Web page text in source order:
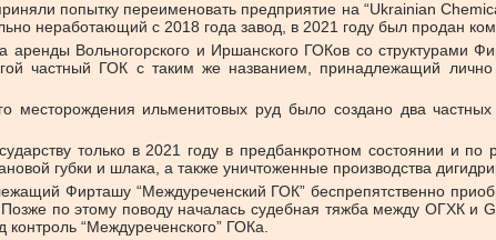
попытку переименовать предприятие на “Ukrainian
неработающий с 2018 года завод, в 2021 году был продан
аренды Вольногорского и Иршанского ГОКов со
частный ГОК с таким же названием, принадлежащий
месторождения ильменитовых руд было создано два
только в 2021 году в предбанкротном состоянии и по
губки и шлака, а также уничтоженные производства
Фирташу “Междуреченский ГОК” беспрепятственно
по этому поводу началась судебная тяжба между ОГХК
“Междуреченского” ГОКа.